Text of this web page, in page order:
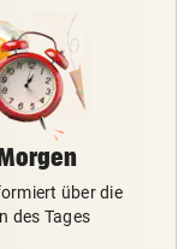
über die
des Tages